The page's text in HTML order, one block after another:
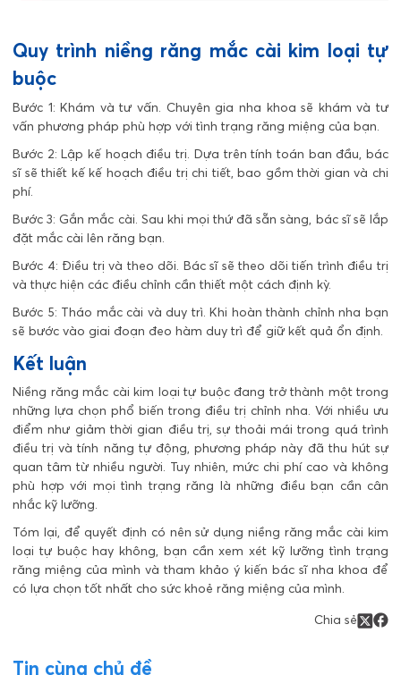
Quy trình niềng răng mắc cài kim loại tự
buộc
Bước 1: Khám và tư vấn. Chuyên gia nha khoa sẽ khám và tư
vấn phương pháp phù hợp với tình trạng răng miệng của bạn.
Bước 2: Lập kế hoạch điều trị. Dựa trên tính toán ban đầu, bác
sĩ sẽ thiết kế kế hoạch điều trị chi tiết, bao gồm thời gian và chi
phí.
Bước 3: Gắn mắc cài. Sau khi mọi thứ đã sẵn sàng, bác sĩ sẽ lắp
đặt mắc cài lên răng bạn.
Bước 4: Điều trị và theo dõi. Bác sĩ sẽ theo dõi tiến trình điều trị
và thực hiện các điều chỉnh cần thiết một cách định kỳ.
Bước 5: Tháo mắc cài và duy trì. Khi hoàn thành chỉnh nha bạn
sẽ bước vào giai đoạn đeo hàm duy trì để giữ kết quả ổn định.
Kết luận
Niềng răng mắc cài kim loại tự buộc đang trở thành một trong
những lựa chọn phổ biến trong điều trị chỉnh nha. Với nhiều ưu
điểm như giảm thời gian điều trị, sự thoải mái trong quá trình
điều trị và tính năng tự động, phương pháp này đã thu hút sự
quan tâm từ nhiều người. Tuy nhiên, mức chi phí cao và không
phù hợp với mọi tình trạng răng là những điều bạn cần cân
nhắc kỹ lưỡng.
Tóm lại, để quyết định có nên sử dụng niềng răng mắc cài kim
loại tự buộc hay không, bạn cần xem xét kỹ lưỡng tình trạng
răng miệng của mình và tham khảo ý kiến bác sĩ nha khoa để
có lựa chọn tốt nhất cho sức khoẻ răng miệng của mình.
Chia sẻ
Tin cùng chủ đề